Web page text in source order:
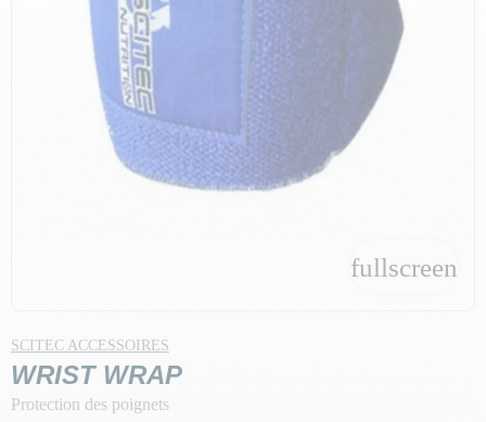
fullscreen
SCITEC ACCESSOIRES
WRIST WRAP
Protection des poignets